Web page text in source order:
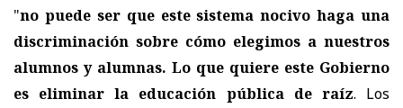
"no puede ser que este sistema nocivo haga una
discriminación sobre cómo elegimos a nuestros
alumnos y alumnas. Lo que quiere este Gobierno
es eliminar la educación pública de raíz. Los